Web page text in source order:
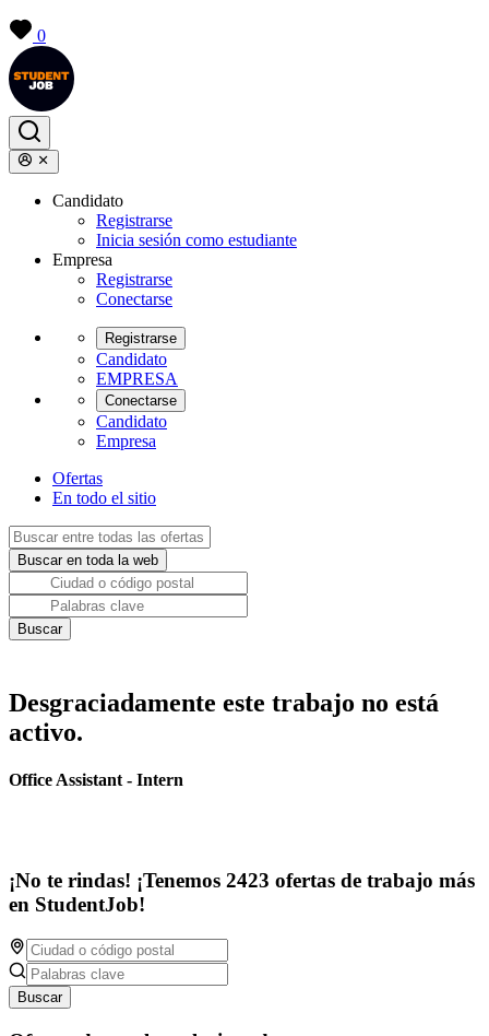
0
Candidato
Registrarse
Inicia sesión como estudiante
Empresa
Registrarse
Conectarse
Registrarse
Candidato
EMPRESA
Conectarse
Candidato
Empresa
Ofertas
En todo el sitio
Desgraciadamente este trabajo no está
activo.
Office Assistant - Intern
¡No te rindas! ¡Tenemos 2423 ofertas de trabajo más
en StudentJob!
Buscar